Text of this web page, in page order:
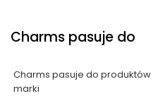
Charms pasuje do
Charms pasuje do produktów
marki